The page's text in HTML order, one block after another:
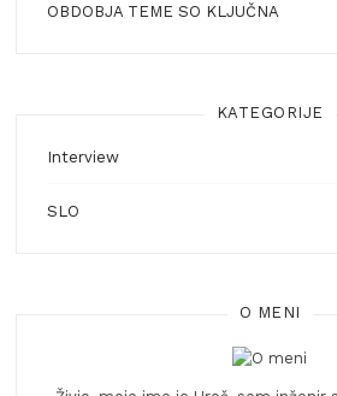
OBDOBJA TEME SO KLJUČNA
KATEGORIJE
Interview
SLO
O MENI